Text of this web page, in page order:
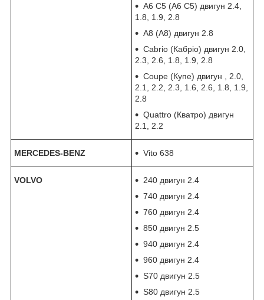
A6 C5 (А6 С5) двигун 2.4,
1.8, 1.9, 2.8
A8 (А8) двигун 2.8
Cabrio (Кабріо) двигун 2.0,
2.3, 2.6, 1.8, 1.9, 2.8
Coupe (Купе) двигун , 2.0,
2.1, 2.2, 2.3, 1.6, 2.6, 1.8, 1.9,
2.8
Quattro (Кватро) двигун
2.1, 2.2
MERCEDES-BENZ Vito 638
VOLVO
240 двигун 2.4
740 двигун 2.4
760 двигун 2.4
850 двигун 2.5
940 двигун 2.4
960 двигун 2.4
S70 двигун 2.5
S80 двигун 2.5